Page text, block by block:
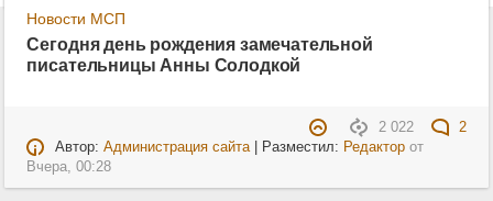
Новости МСП
Сегодня день рождения замечательной
писательницы Анны Солодкой
2 022
2
Автор: Администрация сайта| Разместил: Редакторот
Вчера, 00:28